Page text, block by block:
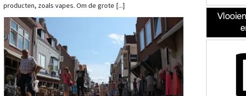
producten, zoals vapes. Om de grote [...]